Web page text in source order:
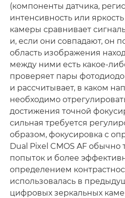
(компоненты датчика,
интенсивность или
камеры сравнивает
и, если они совпадают, он
область изображения
между ними есть какое-
проверяет пары
и рассчитывает, в каком
необходимо
достижения точной
сильная требуется
образом, фокусировка с
Dual Pixel CMOS AF
попыток и более
определением
использовалась в
цифровых зеркальных